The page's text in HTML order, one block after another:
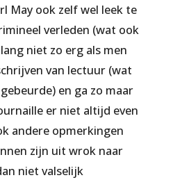
May ook zelf wel leek te
verleden (wat ook
niet zo erg als men
van lectuur (wat
en ga zo maar
er niet altijd even
andere opmerkingen
zijn uit wrok naar
niet valselijk